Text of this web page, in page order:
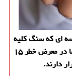
ای كه سنگ كلیه
یا مثانه دارند مستعد پوكی استخوان نیستند، اما در معرض خطر ۱۵
دارند.